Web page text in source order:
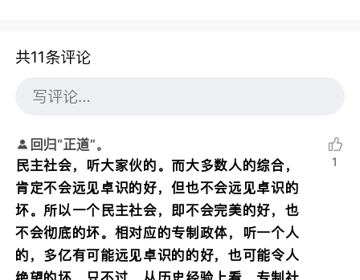
共11条评论
回归“正道”。
民主社会，听大家伙的。而大多数人的综合，
肯定不会远见卓识的好，但也不会远见卓识的
坏。所以一个民主社会，即不会完美的好，也
不会彻底的坏。相对应的专制政体，听一个人
的，多亿有可能远见卓识的的好，也可能令人
1